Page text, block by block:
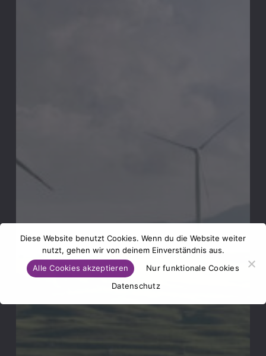
Diese Website benutzt Cookies. Wenn du die Website weiter
nutzt, gehen wir von deinem Einverständnis aus.
Alle Cookies akzeptieren
Nur funktionale Cookies
Datenschutz